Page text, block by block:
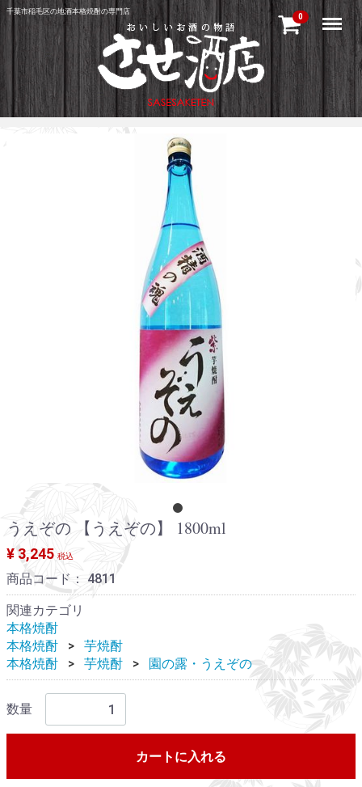
千葉市稲毛区の地酒本格焼酎の専門店
0 Menu
うえぞの 【うえぞの】 1800ml
¥ 3,245 税込
商品コード： 4811
関連カテゴリ
本格焼酎
本格焼酎
芋焼酎
本格焼酎
芋焼酎 園の露・うえぞの
数量
カートに入れる